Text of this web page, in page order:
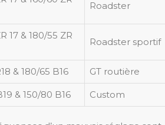
Roadster
17 & 180/55 ZR
Roadster sportif
& 180/65 B16 GT routière
& 150/80 B16 Custom